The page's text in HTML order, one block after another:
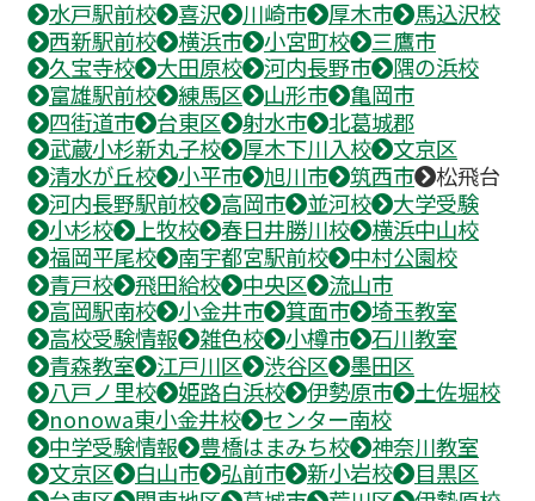
水戸駅前校
喜沢 川崎市 厚木市
馬込沢校
西新駅前校
横浜市 小宮町校
三鷹市
久宝寺校
大田原校 河内長野市
隅の浜校
富雄駅前校
練馬区 山形市
亀岡市
四街道市
台東区 射水市
北葛城郡
武蔵小杉新丸子校
厚木下川入校
文京区
清水が丘校
小平市 旭川市 筑西市
松飛台
河内長野駅前校
高岡市 並河校
大学受験
小杉校
上牧校 春日井勝川校
横浜中山校
福岡平尾校
南宇都宮駅前校
中村公園校
青戸校
飛田給校 中央区
流山市
高岡駅南校
小金井市 箕面市
埼玉教室
高校受験情報
雑色校 小樽市
石川教室
青森教室
江戸川区 渋谷区
墨田区
八戸ノ里校
姫路白浜校 伊勢原市
土佐堀校
nonowa東小金井校
センター南校
中学受験情報
豊橋はまみち校
神奈川教室
文京区
白山市 弘前市 新小岩校
目黒区